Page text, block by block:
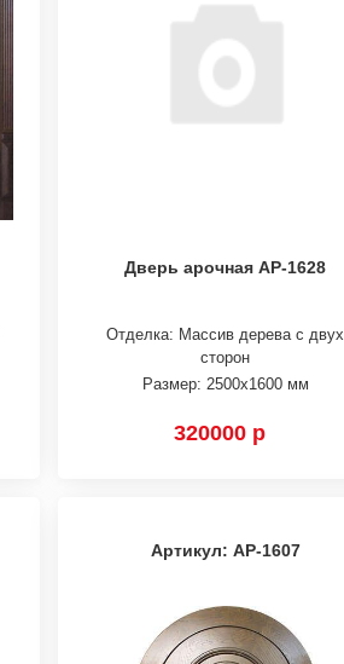
Дверь арочная АР-1628
Отделка: Массив дерева с двух
сторон
Размер: 2500х1600 мм
320000 р
Артикул: АР-1607